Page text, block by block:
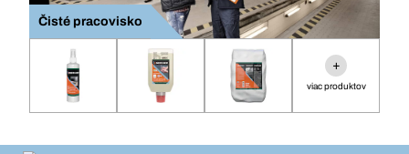
Čisté pracovisko
+
viac produktov